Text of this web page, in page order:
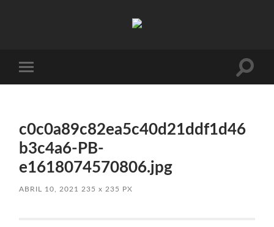
mobile
Toggle
c0c0a89c82ea5c40d21ddf1d46
b3c4a6-PB-
e1618074570806.jpg
ABRIL 10, 2021 235x 235 PX